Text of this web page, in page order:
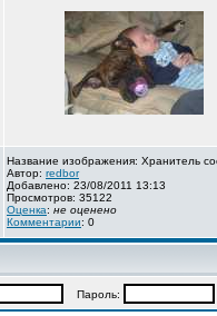
Название изображения: Хранитель
Автор: redbor
Добавлено: 23/08/2011 13:13
Просмотров: 35122
Оценка: не оценено
Комментарии: 0
Пароль: